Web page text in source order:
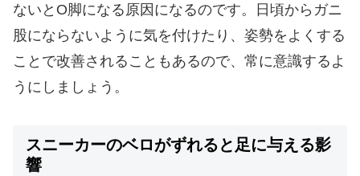
ないとO脚になる原因になるのです。日頃からガニ
股にならないように気を付けたり、姿勢をよくする
ことで改善されることもあるので、常に意識するよ
うにしましょう。
スニーカーのベロがずれると足に与える影
響